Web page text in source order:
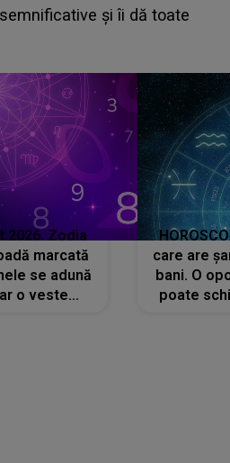
despre mama
eu nu te iubesc pentru
2026. Zodia
marcată
se adună
o veste
care are
bani. O
poate